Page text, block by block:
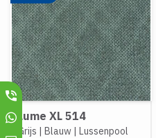
Lume XL 514
Grijs | Blauw | Lussenpool